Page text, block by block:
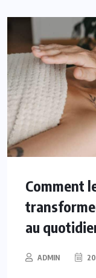
Comment
au
ADMIN